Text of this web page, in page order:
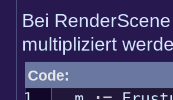
Bei
multipliziert
Code: